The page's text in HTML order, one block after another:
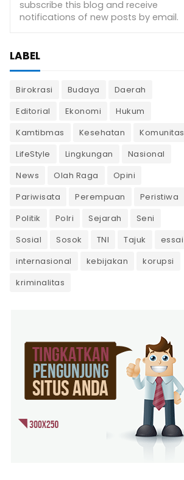
LABEL
Birokrasi Budaya
Daerah
Editorial
Ekonomi
Hukum
Kamtibmas
Kesehatan
Komunitas
LifeStyle
Lingkungan
Nasional
News
Olah Raga
Opini
Pariwisata
Perempuan
Peristiwa
Politik
Polri Sejarah
Seni
Sosial
Sosok TNI Tajuk
essai
internasional
kebijakan
korupsi
kriminalitas